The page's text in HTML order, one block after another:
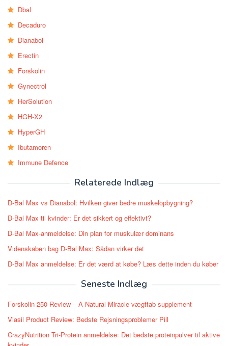
Dbal
Decaduro
Dianabol
Erectin
Forskolin
Gynectrol
HerSolution
HGH-X2
HyperGH
Ibutamoren
Immune Defence
Relaterede Indlæg
D-Bal Max vs Dianabol: Hvilken giver bedre muskelopbygning?
D-Bal Max til kvinder: Er det sikkert og effektivt?
D-Bal Max-anmeldelse: Din plan for muskulær dominans
Videnskaben bag D-Bal Max: Sådan virker det
D-Bal Max anmeldelse: Er det værd at købe? Læs dette inden du køber
Seneste Indlæg
Forskolin 250 Review – A Natural Miracle vægttab supplement
Viasil Product Review: Bedste Rejsningsproblemer Pill
CrazyNutrition Tri-Protein anmeldelse: Det bedste proteinpulver til aktive